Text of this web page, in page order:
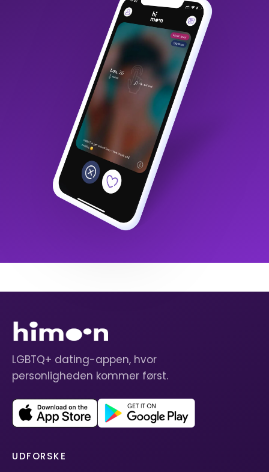
LGBTQ+ dating-appen, hvor
personligheden kommer først.
UDFORSKE